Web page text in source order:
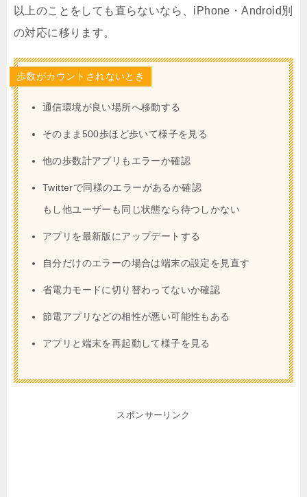
以上のことをしても直らないなら、iPhone・Android別
の対応に移ります。
歩数がカウントされないとき
通信環境が良い場所へ移動する
そのまま500歩ほど歩いて様子を見る
他の歩数計アプリもエラーか確認
Twitterで同様のエラーがあるか確認
もし他ユーザーも同じ状態なら待つしかない
アプリを最新版にアップデートする
自分だけのエラーの場合は端末の設定を見直す
省電力モードに切り替わってないか確認
節電アプリなどの相性が悪い可能性もある
アプリと端末を再起動して様子を見る
スポンサーリンク